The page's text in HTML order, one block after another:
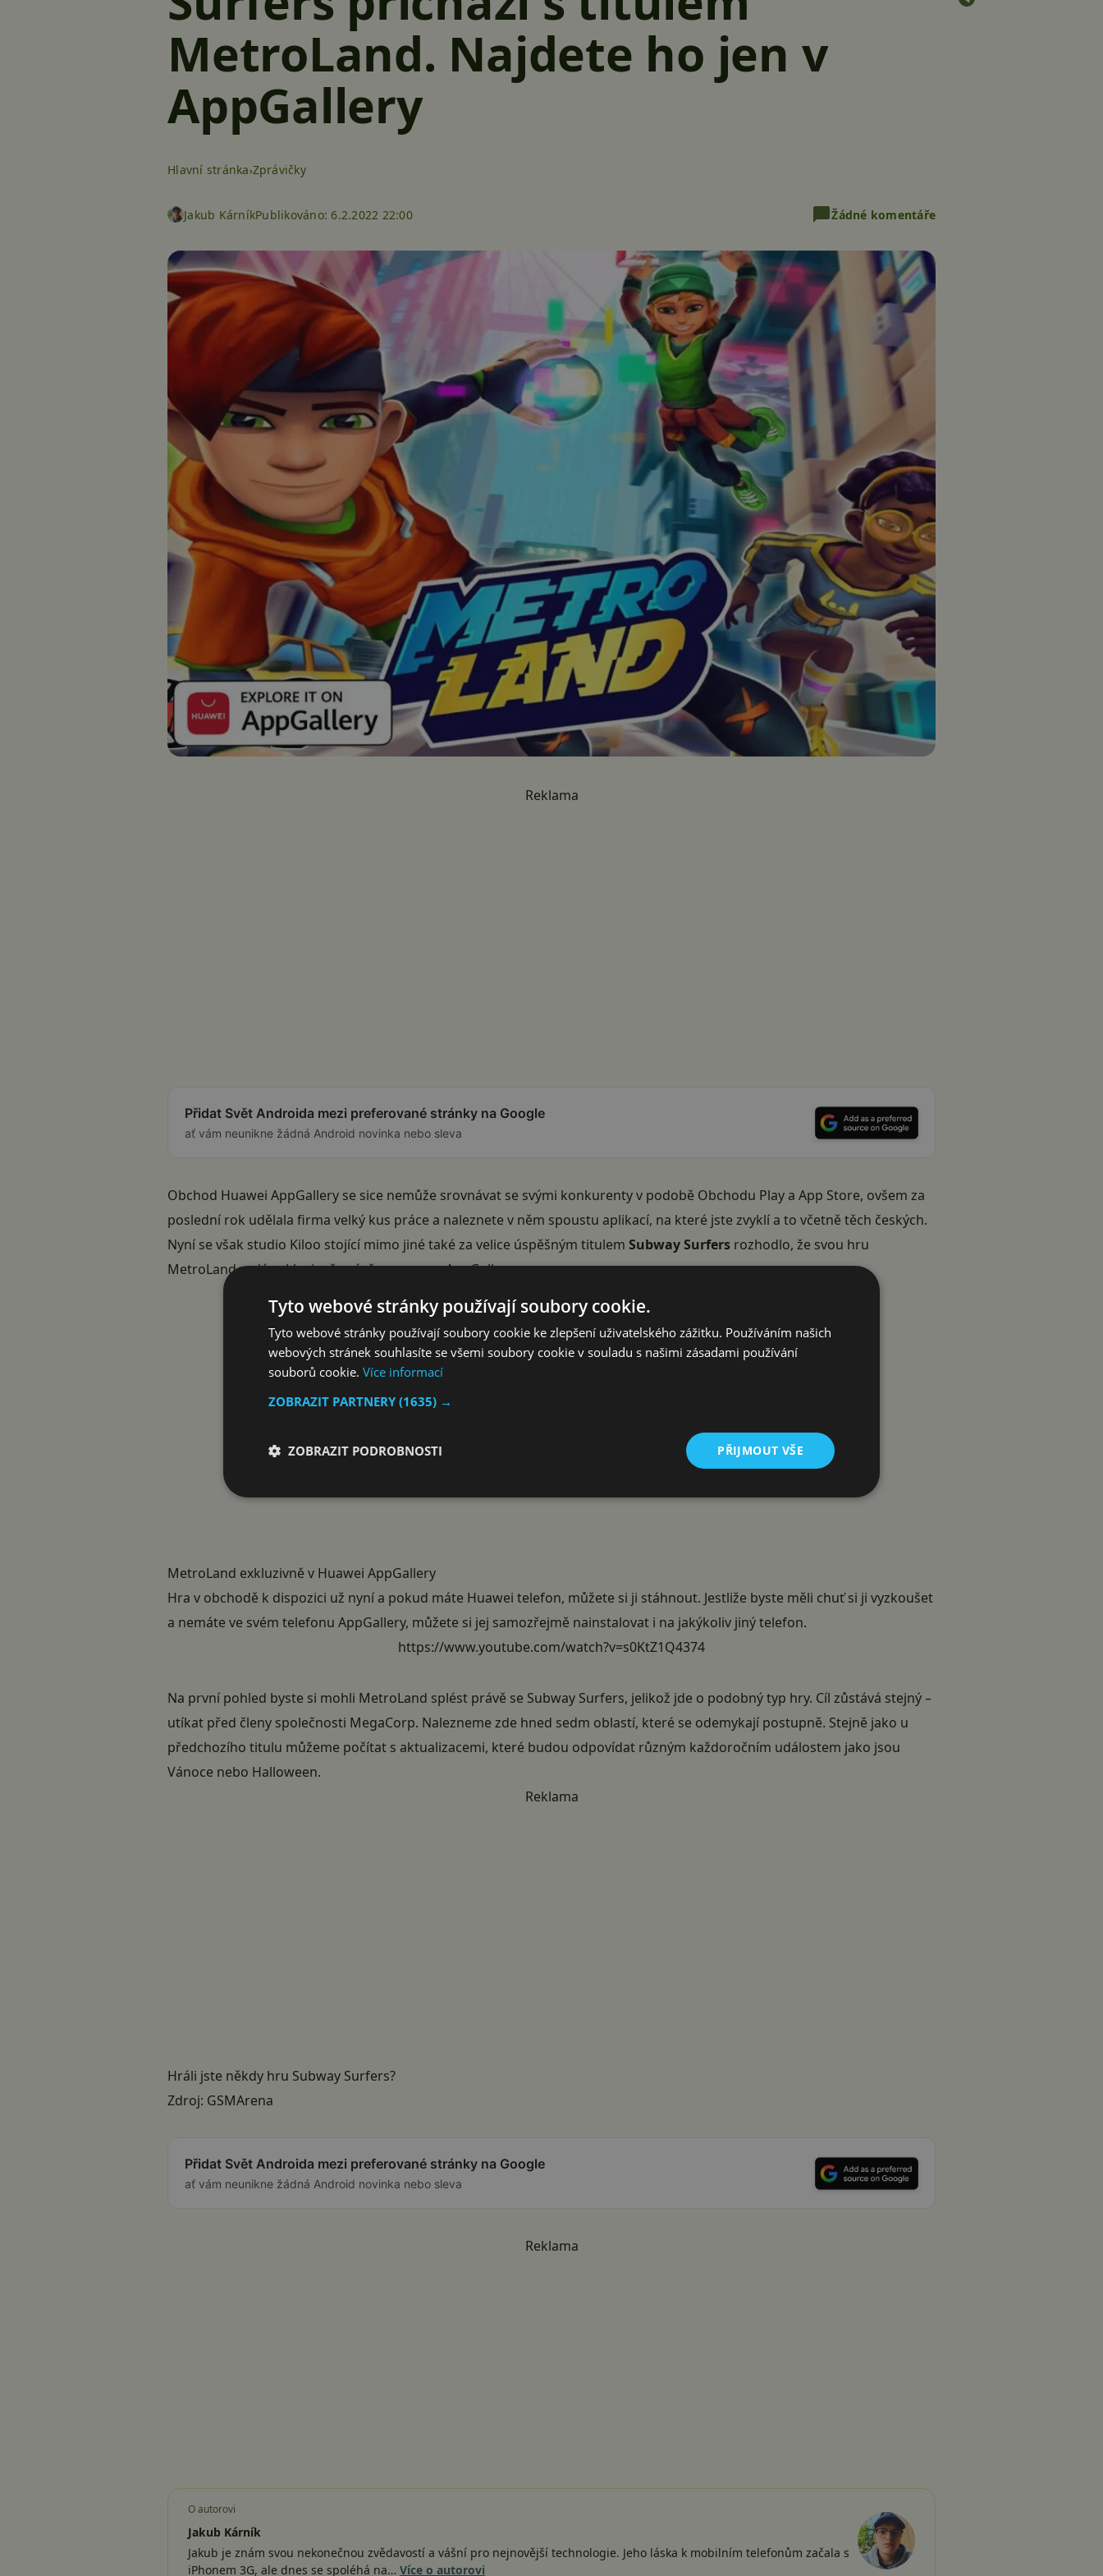
MetroLand. Najdete ho jen v
AppGallery
Hlavní stránka Zprávičky
Jakub KárníkPublikováno:6.2.2022 22:00 Žádné komentáře
Reklama
Přidat Svět Androida mezi preferované stránky na Google
ať vám neunikne žádná Android novinka nebo sleva
Obchod Huawei AppGallery se sice nemůže srovnávat se svými konkurenty v podobě Obchodu Play a App Store, ovšem za
poslední rok udělala firma velký kus práce a naleznete v něm spoustu aplikací, na které jste zvyklí a to včetně těch českých.
Nyní se však studio Kiloo stojící mimo jiné také za velice úspěšným titulem Subway Surfers rozhodlo, že svou hru
MetroLand vydá exkluzivně právě pouze pro AppGallery.
MetroLand exkluzivně v Huawei AppGallery
Hra v obchodě k dispozici už nyní a pokud máte Huawei telefon, můžete si ji stáhnout. Jestliže byste měli chuť si ji vyzkoušet
a nemáte ve svém telefonu AppGallery, můžete si jej samozřejmě nainstalovat i na jakýkoliv jiný telefon.
https://www.youtube.com/watch?v=s0KtZ1Q4374
Na první pohled byste si mohli MetroLand splést právě se Subway Surfers, jelikož jde o podobný typ hry. Cíl zůstává stejný –
utíkat před členy společnosti MegaCorp. Nalezneme zde hned sedm oblastí, které se odemykají postupně. Stejně jako u
předchozího titulu můžeme počítat s aktualizacemi, které budou odpovídat různým každoročním událostem jako jsou
Vánoce nebo Halloween.
Reklama
Hráli jste někdy hru Subway Surfers?
Zdroj: GSMArena
Přidat Svět Androida mezi preferované stránky na Google
ať vám neunikne žádná Android novinka nebo sleva
Reklama
O autorovi
Jakub Kárník
Jakub je znám svou nekonečnou zvědavostí a vášní pro nejnovější technologie. Jeho láska k mobilním telefonům začala s
iPhonem 3G, ale dnes se spoléhá na… Více o autorovi
Tyto webové stránky používají soubory cookie.
Tyto webové stránky používají soubory cookie ke zlepšení uživatelského zážitku. Používáním našich
webových stránek souhlasíte se všemi soubory cookie v souladu s našimi zásadami používání
souborů cookie. Více informací
ZOBRAZIT PARTNERY(1635) →
PŘIJMOUT VŠE
ZOBRAZIT PODROBNOSTI